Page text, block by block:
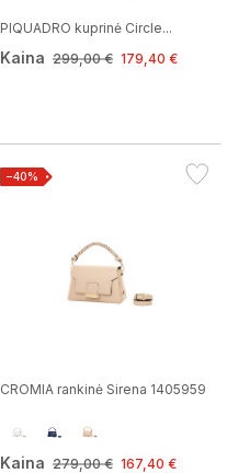
PIQUADRO kuprinė Circle...
Kaina 299,00 € 179,40 €
−40%
CROMIA rankinė Sirena 1405959
Kaina 279,00 € 167,40 €